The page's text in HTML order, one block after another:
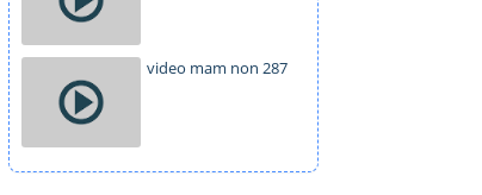
video mam non 287